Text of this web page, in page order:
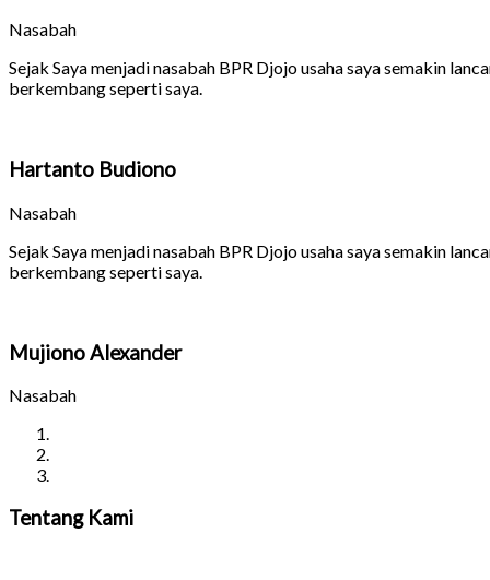
Nasabah
Sejak Saya menjadi nasabah BPR Djojo usaha saya semakin
berkembang seperti saya.
Hartanto Budiono
Nasabah
Sejak Saya menjadi nasabah BPR Djojo usaha saya semakin
berkembang seperti saya.
Mujiono Alexander
Nasabah
Tentang Kami